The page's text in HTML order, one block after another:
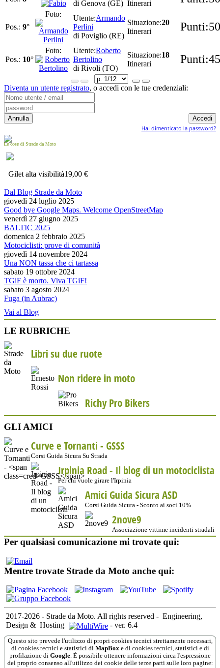
di Genova (GE) Itinerari
9°
Armando
Perlini
di Poviglio (RE)
20
Itinerari
10°
Roberto
Bertolino
di Rivoli (TO)
18
Itinerari
Diventa un utente registrato, o accedi con le tue credenziali:
Hai dimenticato la password?
Le cose di Strade da Moto
Gilet alta visibilità19,00 €
Dal Blog Strade da Moto
giovedì 24 luglio 2025
Good bye Google Maps. Welcome OpenStreetMap
venerdì 27 giugno 2025
BALTIC 2025
domenica 2 febbraio 2025
Motociclisti: prove di comunità
giovedì 14 novembre 2024
Una NON tassa che ci tartassa
sabato 19 ottobre 2024
TGiF è morto. Viva TGiF!
sabato 3 agosto 2024
Fuga (in Aubrac)
Vai al Blog
LE RUBRICHE
Libri su due ruote
Non ridere in moto
Richy Pro Bikers
GLI AMICI
Curve e Tornanti - GSSS
Corsi Guida Sicura Su Strada
Irpinia Road - Il blog di un motociclista
Per chi vuole girare l'Irpinia
Amici Guida Sicura ASD
Corsi Guida Sicura - Sconto ai soci 10%
2nove9
Associazione vittime incidenti stradali
Per qualsiasi comunicazione mi trovate qui:
Mentre trovate Strade da Moto anche qui:
2017-2026 - Strade da Moto. All rights reserved - Engineering,
Design & Hosting - ver. 6.4
Questo sito prevede l'utilizzo di propri cookies tecnici strettamente necessari,
di cookies tecnici e statistici di MapBox e di cookies tecnici, statistici e di
profilazione di Google . È possibile ottenere informazioni circa l'espressione
del proprio consenso all'utilizzo dei cookie delle terze parti sulle loro pagine: